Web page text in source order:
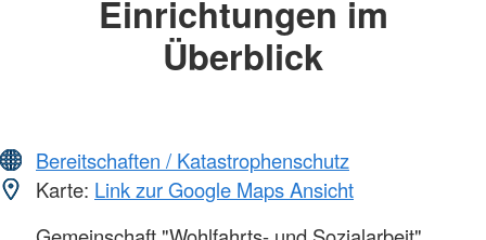
Einrichtungen im
Überblick
Bereitschaften / Katastrophenschutz
Karte: Link zur Google Maps Ansicht